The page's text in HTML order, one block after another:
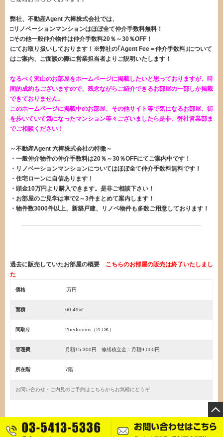
弊社、不動産Agent 六棒株式会社では、
□リノベーションマンションはほぼ全て仲介手数料無料！
□その他一般仲介物件は仲介手数料20％～30％OFF！
にてお取り扱いしております！※弊社の｢Agent Fee＝仲介手数料｣について
はご案内、ご面談の際に営業担当者よりご説明いたします！
なるべく沢山のお部屋をホームページに掲載したいと思っておりますが、時
間的成約もございますので、残念ながらご紹介できるお部屋の一部しか掲載
できておりません。
このホームページに掲載中のお部屋、その他サイト等で気になるお部屋、街
を歩いていて気になったマンション等々ございましたら是非、弊社営業部ま
でご相談ください！
～不動産Agent 六棒株式会社の特徴～
・一般仲介物件の仲介手数料は20％～30％OFFにてご案内中です！
・リノベーションマンションについてはほぼ全て仲介手数料無料です！
・住宅ローンに自信あります！
・頭金10万円より購入できます。是非ご相談下さい！
・お部屋のご見学は車で2～3件まとめて案内します！
・物件数3000件以上、新築戸建、リノベ物件も多数ご用意しております！
過去に販売していたお部屋の概要 こちらのお部屋の販売は終了いたしまし
た
価格 -万円
面積 60.49㎡
間取り 2bedrooms（2LDK）
管理費 月額15,300円 修繕積立金：月額9,000円
所在階 7階
お問い合わせ・ご内見のご予約はこちらからお気軽にどうぞ